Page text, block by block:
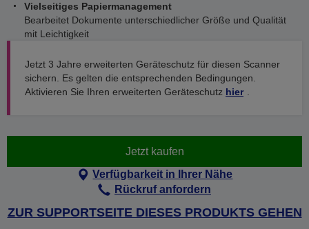
Vielseitiges Papiermanagement
Bearbeitet Dokumente unterschiedlicher Größe und Qualität
mit Leichtigkeit
Jetzt 3 Jahre erweiterten Geräteschutz für diesen Scanner
sichern. Es gelten die entsprechenden Bedingungen.
Aktivieren Sie Ihren erweiterten Geräteschutz hier
Jetzt kaufen
Verfügbarkeit in Ihrer Nähe
Rückruf anfordern
ZUR SUPPORTSEITE DIESES PRODUKTS GEHEN